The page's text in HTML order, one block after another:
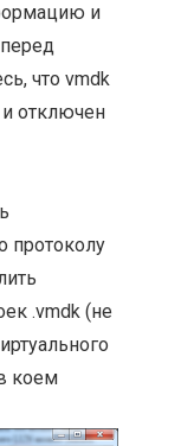
и
что vmdk
отключен
протоколу
.vmdk (не
коем